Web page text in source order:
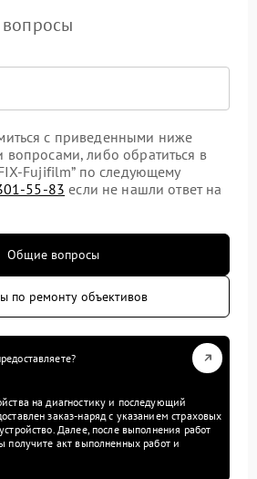
вопросы
с приведенными ниже
вопросами, либо обратиться в
Fujifilm” по следующему
55-83 если не нашли ответ на
Общие вопросы
по ремонту объективов
на диагностику и последующий
заказ-наряд с указанием страховых
Далее, после выполнения работ
получите акт выполненных работ и